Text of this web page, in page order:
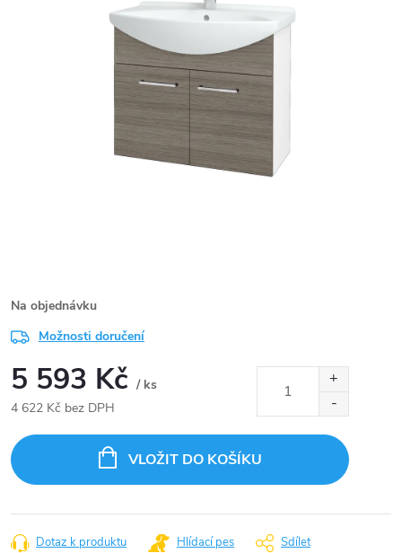
Na objednávku
Možnosti doručení
5 593 Kč / ks
4 622 Kč bez DPH
cena:
VLOŽIT DO KOŠÍKU
Dotaz k produktu Hlídací pes Sdílet